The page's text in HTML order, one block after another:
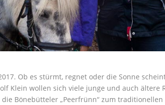
Ob es stürmt, regnet oder die Sonne
Klein wollen sich viele junge und auch ältere
Bönebütteler „Peerfrünn“ zum